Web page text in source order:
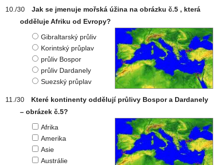
Jak se jmenuje mořská úžina na obrázku č.5 , která
odděluje Afriku od Evropy?
Gibraltarský průliv
Korintský průplav
průliv Bospor
průliv Dardanely
Suezský průplav
Které kontinenty oddělují průlivy Bospor a Dardanely
– obrázek č.5?
Afrika
Amerika
Asie
Austrálie